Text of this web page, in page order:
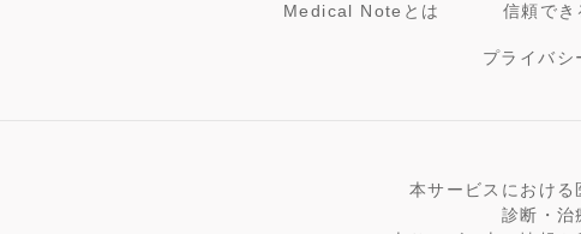
Medical Noteとは 信頼でき
プライバシ
本サービスにおけ
診断・治